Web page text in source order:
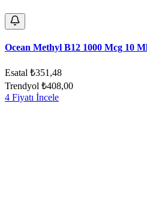
Ocean Methyl B12 1000 Mcg 10
Esatal ₺351,48
Trendyol ₺408,00
4 Fiyatı İncele